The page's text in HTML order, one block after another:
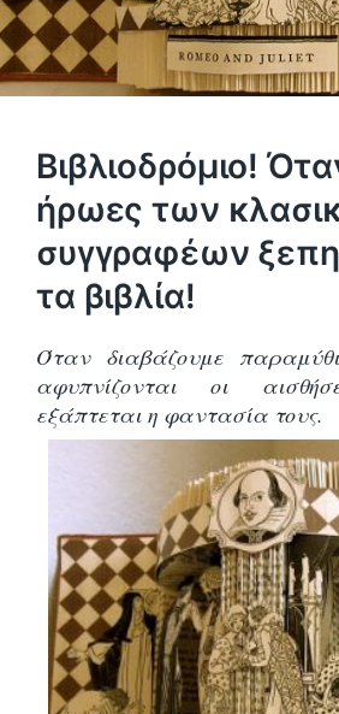
Βιβλιοδρόμιο!
ήρωες των
συγγραφέων
τα βιβλία!
Όταν διαβάζουμε
αφυπνίζονται οι
εξάπτεται η φαντασία τους.